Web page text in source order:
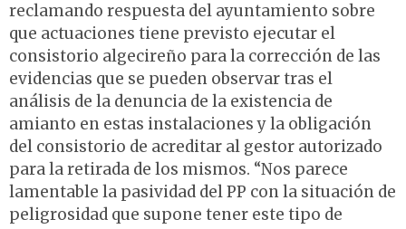
reclamando respuesta del ayuntamiento sobre
que actuaciones tiene previsto ejecutar el
consistorio algecireño para la corrección de las
evidencias que se pueden observar tras el
análisis de la denuncia de la existencia de
amianto en estas instalaciones y la obligación
del consistorio de acreditar al gestor autorizado
para la retirada de los mismos. “Nos parece
lamentable la pasividad del PP con la situación de
peligrosidad que supone tener este tipo de